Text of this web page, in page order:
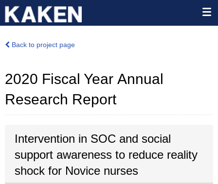
Back to project page
2020 Fiscal Year Annual
Research Report
Intervention in SOC and social
support awareness to reduce reality
shock for Novice nurses